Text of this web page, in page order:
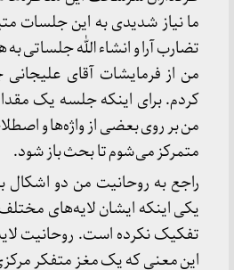
ما نیاز شدیدی به این جلسات
تضارب آرا و انشاء الله جلساتی
من از فرمایشات آقای علیجانی
کردم. برای اینکه جلسه یک
من بر روی بعضی از واژه‌ها و
متمرکز می‌شوم تا بحث باز شود.
راجع به روحانیت من دو اشکال
یکی اینکه ایشان لایه‌های
تفکیک نکرده است. روحانیت
این معنی که یک مغز متفکر